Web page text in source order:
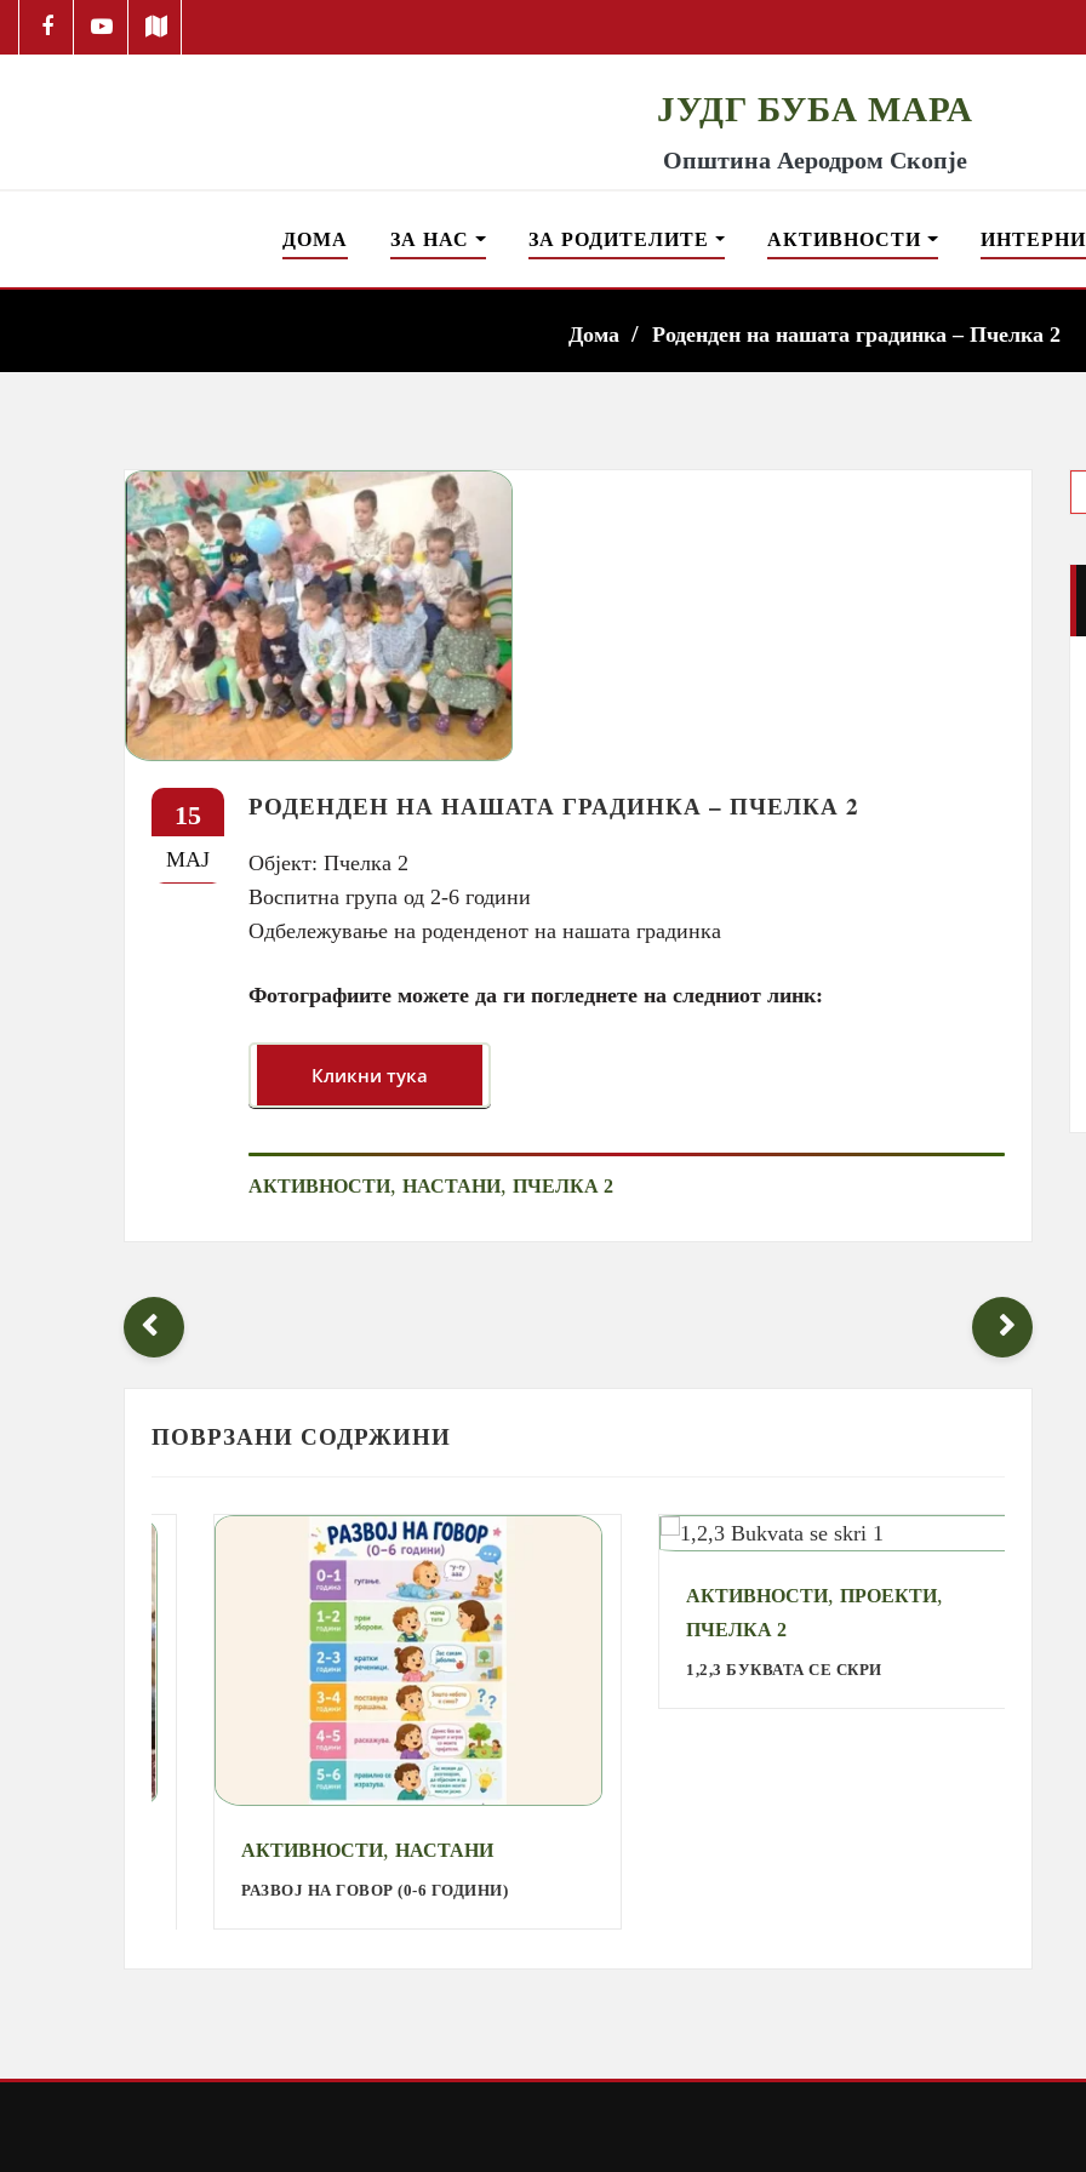
ЈУДГ БУБА МАРА
Општина Аеродром Скопје
ДОМА ЗА НАС ЗА РОДИТЕЛИТЕ АКТИВНОСТИ
Дома Роденден на нашата градинка – Пчелка 2
15
МАЈ
РОДЕНДЕН НА НАШАТА ГРАДИНКА – ПЧЕЛКА 2
Објект: Пчелка 2
Воспитна група од 2-6 години
Одбележување на роденденот на нашата градинка
Фотографиите можете да ги погледнете на следниот линк:
АКТИВНОСТИ, НАСТАНИ, ПЧЕЛКА 2
ПОВРЗАНИ СОДРЖИНИ
АКТИВНОСТИ,НАСТАНИ
РАЗВОЈ НА ГОВОР (0-6 ГОДИНИ)
АКТИВНОСТИ,ПРОЕКТИ,
ПЧЕЛКА 2
1,2,3 БУКВАТА СЕ СКРИ